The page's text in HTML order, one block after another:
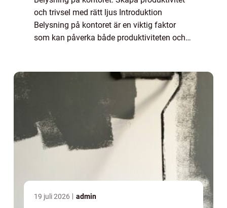
och trivsel med rätt ljus Introduktion
Belysning på kontoret är en viktig faktor
som kan påverka både produktiviteten och
19 juli 2026 admin